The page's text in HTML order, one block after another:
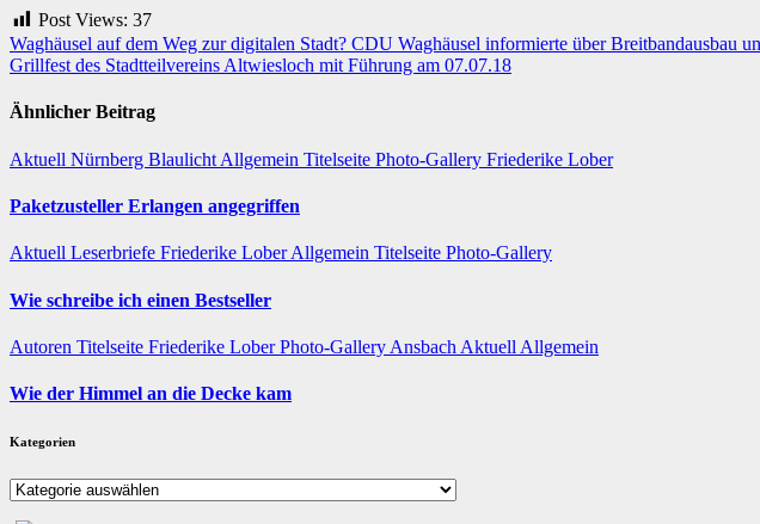
Post Views: 37
Beitragsnavigation
Waghäusel auf dem Weg zur digitalen Stadt? CDU Waghäusel informierte über Breitbandausbau
Grillfest des Stadtteilvereins Altwiesloch mit Führung am 07.07.18
Ähnlicher Beitrag
Aktuell Nürnberg Blaulicht Allgemein Titelseite Photo-Gallery Friederike Lober
Paketzusteller Erlangen angegriffen
Aktuell Leserbriefe Friederike LoberAllgemein Titelseite Photo-Gallery
Wie schreibe ich einen Bestseller
Autoren Titelseite Friederike LoberPhoto-Gallery Ansbach Aktuell Allgemein
Wie der Himmel an die Decke kam
Kategorien
Kategorien